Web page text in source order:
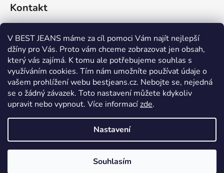
V BEST JEANS máme za cíl pomoci Vám najít nejlepší
džíny pro Vás. Proto vám chceme zobrazovat jen obsah,
který vás zajímá. K tomu ale potřebujeme souhlas s
využíváním cookies. Tím nám umožníte používat údaje o
vašem prohlížení webu bestjeans.cz. Nebojte se, nejedná
se o žádný závazek. Toto nastavení můžete kdykoliv
upravit nebo vypnout. Více informacízde.
Nastavení
Souhlasím
Kontakt
eshop@bestjeans.cz
+420 771 200 468
+420 771 200 468
Vytvořil Shoptet
BEST JEANS. Všechna práva vyhrazena.